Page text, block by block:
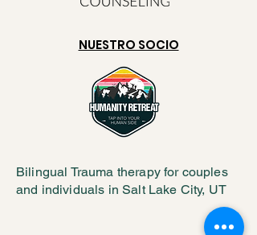
NUESTRO SOCIO
Bilingual Trauma therapy for couples
and individuals in Salt Lake City, UT